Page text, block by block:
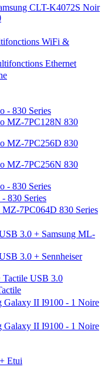
CLT-K4072S Noir
WiFi &
Ethernet
- 830 Series
MZ-7PC128N 830
MZ-7PC256D 830
MZ-7PC256N 830
- 830 Series
830 Series
7PC064D 830 Series
3.0 + Samsung ML-
3.0 + Sennheiser
USB 3.0
Galaxy II I9100 - 1 Noire
Galaxy II I9100 - 1 Noire
Etui